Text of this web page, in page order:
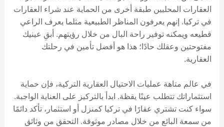
العقارات المحليين طبقة أخرى من الحماية عند شراء العقارات
في تركيا. إنهم يعرفون المناظر الطبيعية مثلما يعرف الراعي
قطيعه ويمكنه توفير راحة البال من خلال رؤيتهم. أبقِ عينيك
مفتوحتين وعقلك حادًا؛ هذا هو أفضل تأمين في رحلتك
العقارية.
في عالم متاهة عمليات الاحتيال العقارية التركية، فإن حماية
استثماراتك تتطلب عينًا يقظة. ابدأ بالتركيز على العناية الواجبة.
سواء كنت تشتري عقارًا في تركيا كمنزل أو استثمار، تأكد دائمًا
من سمعة البائع من خلال مصادر موثوقة. التحقق من وثائق